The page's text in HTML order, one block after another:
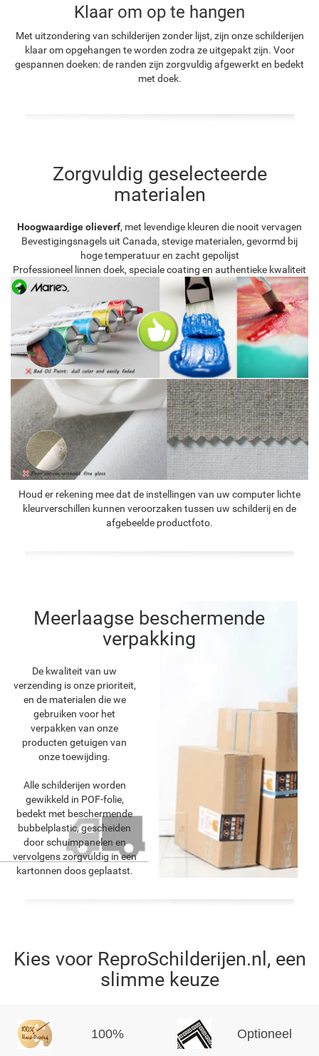
Klaar om op te hangen
Met uitzondering van schilderijen zonder lijst, zijn onze schilderijen
klaar om opgehangen te worden zodra ze uitgepakt zijn. Voor
gespannen doeken: de randen zijn zorgvuldig afgewerkt en bedekt
met doek.
Zorgvuldig geselecteerde
materialen
Hoogwaardige olieverf, met levendige kleuren die nooit vervagen
Bevestigingsnagels uit Canada, stevige materialen, gevormd bij
hoge temperatuur en zacht gepolijst
Professioneel linnen doek, speciale coating en authentieke kwaliteit
Houd er rekening mee dat de instellingen van uw computer lichte
kleurverschillen kunnen veroorzaken tussen uw schilderij en de
afgebeelde productfoto.
Meerlaagse beschermende
verpakking
De kwaliteit van uw
verzending is onze prioriteit,
en de materialen die we
gebruiken voor het
verpakken van onze
producten getuigen van
onze toewijding.
Alle schilderijen worden
gewikkeld in POF-folie,
bedekt met beschermende
bubbelplastic, gescheiden
door schuimpanelen en
vervolgens zorgvuldig in een
kartonnen doos geplaatst.
Kies voor ReproSchilderijen.nl, een
slimme keuze
100% Optioneel